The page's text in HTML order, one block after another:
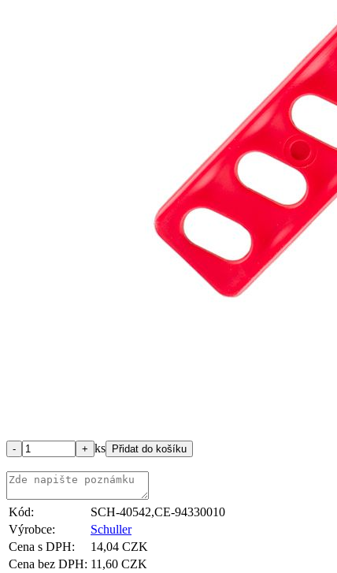
ks
Kód:
SCH-40542,CE-94330010
Výrobce:
Schuller
Cena s DPH:
14,04 CZK
Cena bez DPH: 11,60 CZK